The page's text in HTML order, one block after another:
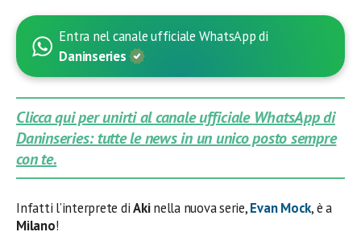
Entra nel canale ufficiale WhatsApp di
Daninseries
Clicca qui per unirti al canale ufficiale WhatsApp di
Daninseries: tutte le news in un unico posto sempre
con te.
Infatti l’interprete diAkinella nuova serie,Evan Mock, è a
Milano!